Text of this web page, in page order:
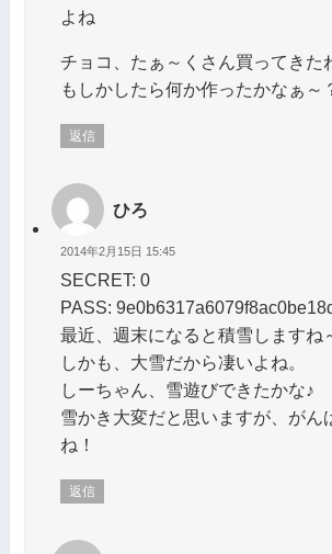
よね
チョコ、たぁ～くさん買ってきた
もしかしたら何か作ったかなぁ～
返信
ひろ
2014年2月15日 15:45
SECRET: 0
PASS:
最近、週末になると積雪しますね
しかも、大雪だから凄いよね。
しーちゃん、雪遊びできたかな♪
雪かき大変だと思いますが、がん
ね！
返信